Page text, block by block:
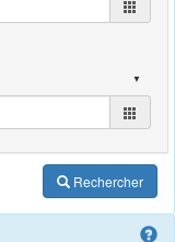
Rechercher